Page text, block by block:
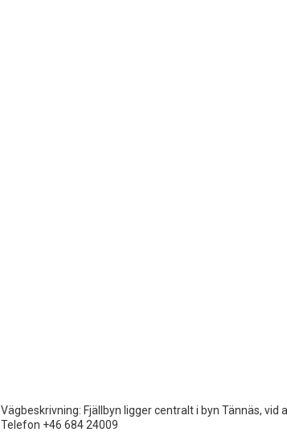
Vägbeskrivning: Fjällbyn ligger centralt i byn Tännäs,
Telefon +46 684 24009